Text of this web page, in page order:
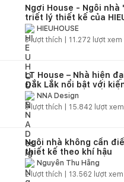
Ngơi House - Ngôi nhà
triết lý thiết kế của
HIEUHOUSE
3lượt thích | 11.272 lượt xem
LT House – Nhà hiện
Đắk Lắk nổi bật với
và hệ sân vườn kết
nhiên
NNA Design
3lượt thích | 15.842 lượt xem
Ngôi nhà không cần
thiết kế theo khí hậu
Nguyễn Thu Hằng
2lượt thích | 13.562 lượt xem